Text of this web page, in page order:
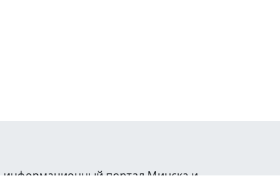
информационный портал Минска и